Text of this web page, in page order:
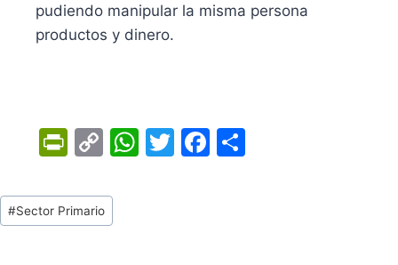
pudiendo manipular la misma persona
productos y dinero.
Pr
tF
ri
C
p
y
W T
F
Tags
de
#Sector Primario